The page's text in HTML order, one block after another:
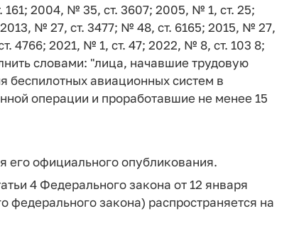
2004, № 35, ст. 3607; 2005, № 1, ст. 25;
№ 27, ст. 3477; № 48, ст. 6165; 2015, № 27,
4766; 2021, № 1, ст. 47; 2022, № 8, ст. 103 8;
словами: "лица, начавшие трудовую
беспилотных авиационных систем в
операции и проработавшие не менее 15
его официального опубликования.
4 Федерального закона от 12 января
закона) распространяется на